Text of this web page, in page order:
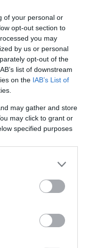
of your personal or
opt-out section to
you may
by us or personal
opt-out of the
list of downstream
on the IAB’s List of
may gather and store
may click to grant or
specified purposes